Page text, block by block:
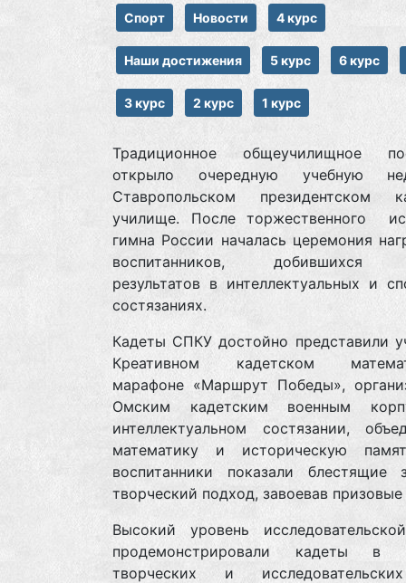
Спорт Новости 4 курс
Наши достижения 5 курс 6 курс
3 курс 2 курс 1 курс
Традиционное общеучилищное
открыло очередную учебную
Ставропольском президентском
училище. После торжественного
гимна России началась церемония
воспитанников, добившихся
результатов в интеллектуальных и
состязаниях.
Кадеты СПКУ достойно представили
Креативном кадетском
марафоне «Маршрут Победы»,
Омским кадетским военным
интеллектуальном состязании,
математику и историческую
воспитанники показали блестящие
творческий подход, завоевав
Высокий уровень
продемонстрировали кадеты в
творческих и